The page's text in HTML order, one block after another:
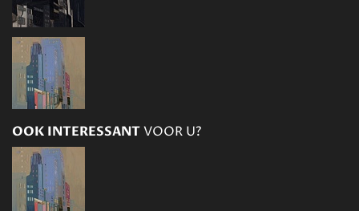
OOK INTERESSANTVOOR U?